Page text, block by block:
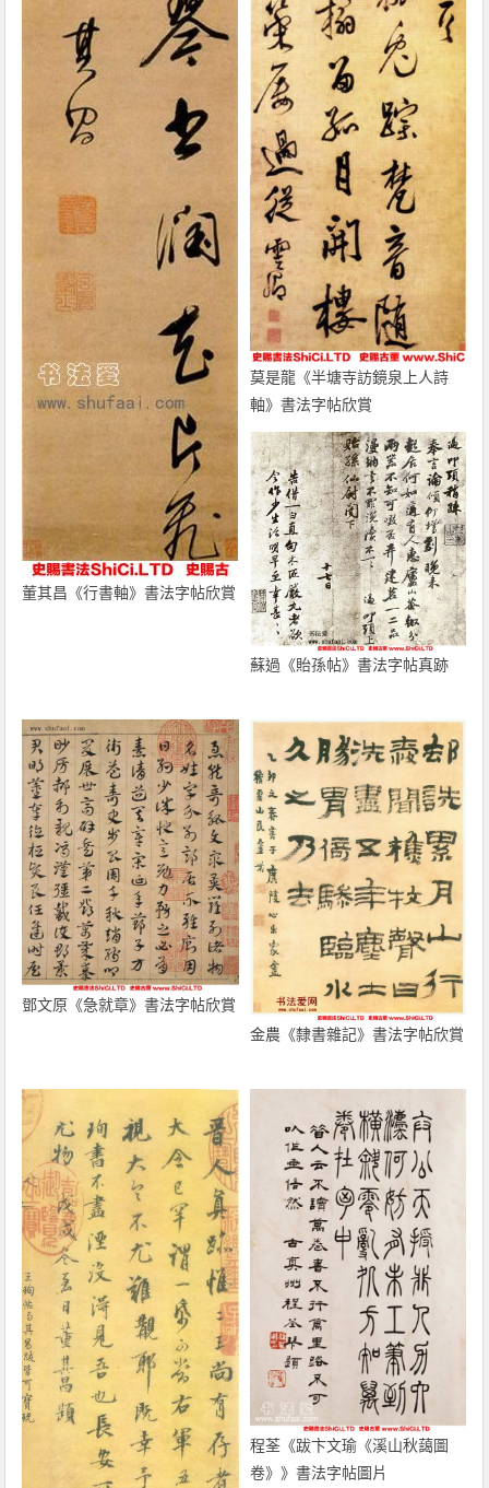
董其昌《行書軸》書法字帖欣賞
莫是龍《半塘寺訪鏡泉上人詩
軸》書法字帖欣賞
蘇過《貽孫帖》書法字帖真跡
鄧文原《急就章》書法字帖欣賞
金農《隸書雜記》書法字帖欣賞
程荃《跋卞文瑜《溪山秋藹圖
卷》》書法字帖圖片